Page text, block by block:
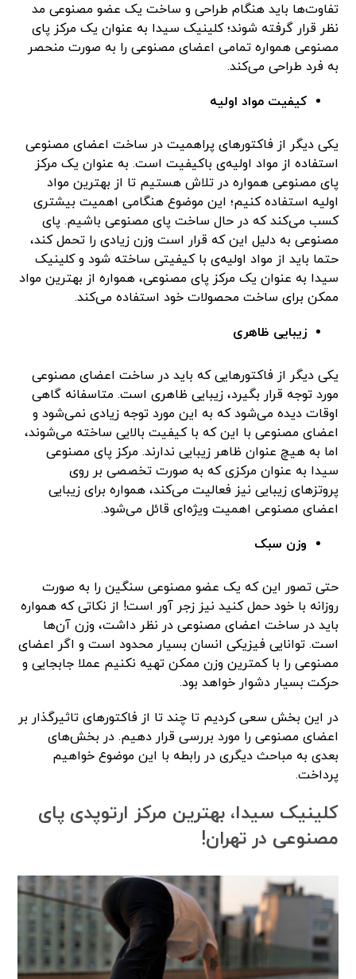
تفاوت‌ها باید هنگام طراحی و ساخت یک عضو مصنوعی مد
نظر قرار گرفته شوند؛ کلینیک سیدا به عنوان یک مرکز پای
مصنوعی همواره تمامی اعضای مصنوعی را به صورت منحصر
به فرد طراحی می‌کند.
کیفیت مواد اولیه
یکی دیگر از فاکتورهای پراهمیت در ساخت اعضای مصنوعی
استفاده از مواد اولیه‌ی باکیفیت است. به عنوان یک مرکز
پای مصنوعی همواره در تلاش هستیم تا از بهترین مواد
اولیه استفاده کنیم؛ این موضوع هنگامی اهمیت بیشتری
کسب می‌کند که در حال ساخت پای مصنوعی باشیم. پای
مصنوعی به دلیل این که قرار است وزن زیادی را تحمل کند،
حتما باید از مواد اولیه‌ی با کیفیتی ساخته شود و کلینیک
سیدا به عنوان یک مرکز پای مصنوعی، همواره از بهترین مواد
ممکن برای ساخت محصولات خود استفاده می‌کند.
زیبایی ظاهری
یکی دیگر از فاکتورهایی که باید در ساخت اعضای مصنوعی
مورد توجه قرار بگیرد، زیبایی ظاهری است. متاسفانه گاهی
اوقات دیده می‌شود که به این مورد توجه زیادی نمی‌شود و
اعضای مصنوعی با این که با کیفیت بالایی ساخته می‌شوند،
اما به هیچ عنوان ظاهر زیبایی ندارند. مرکز پای مصنوعی
سیدا به عنوان مرکزی که به صورت تخصصی بر روی
پروتزهای زیبایی نیز فعالیت می‌کند، همواره برای زیبایی
اعضای مصنوعی اهمیت ویژه‌ای قائل می‌شود.
وزن سبک
حتی تصور این که یک عضو مصنوعی سنگین را به صورت
روزانه با خود حمل کنید نیز زجر آور است! از نکاتی که همواره
باید در ساخت اعضای مصنوعی در نظر داشت، وزن آن‌ها
است. توانایی فیزیکی انسان بسیار محدود است و اگر اعضای
مصنوعی را با کمترین وزن ممکن تهیه نکنیم عملا جابجایی و
حرکت بسیار دشوار خواهد بود.
در این بخش سعی کردیم تا چند تا از فاکتورهای تاثیرگذار بر
اعضای مصنوعی را مورد بررسی قرار دهیم. در بخش‌های
بعدی به مباحث دیگری در رابطه با این موضوع خواهیم
پرداخت.
کلینیک سیدا، بهترین مرکز ارتوپدی پای
مصنوعی در تهران!